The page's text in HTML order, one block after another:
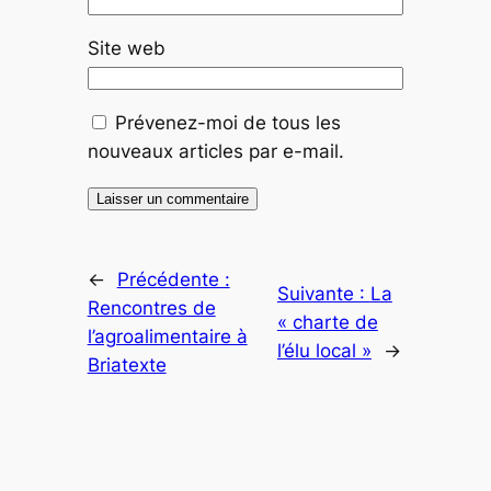
Site web
Prévenez-moi de tous les
nouveaux articles par e-mail.
←
Précédente :
Rencontres de
l’agroalimentaire à
Briatexte
Suivante : La
« charte de
l’élu local »
→